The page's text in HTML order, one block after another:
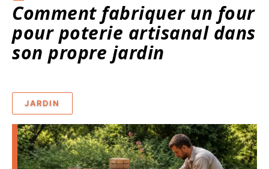
Comment fabriquer un four
pour poterie artisanal dans
son propre jardin
JARDIN